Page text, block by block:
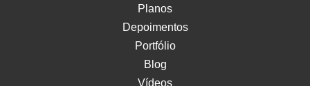
Planos
Depoimentos
Portfólio
Blog
Vídeos